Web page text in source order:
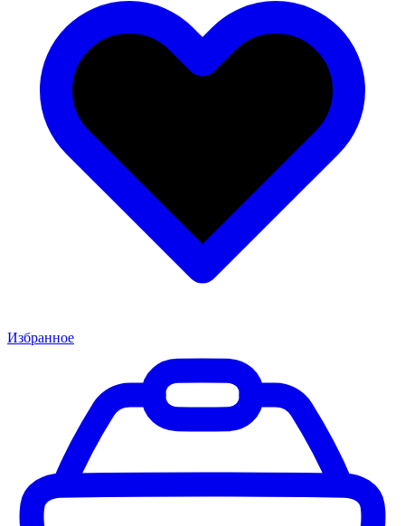
Избранное